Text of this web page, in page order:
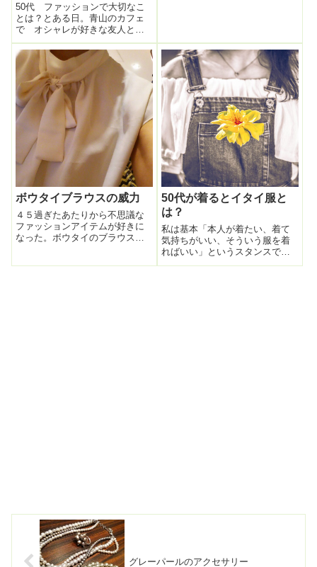
50代 ファッションで大切なこ
とは？とある日。青山のカフェ
で オシャレが好きな友人とお
茶をしてファッション談義をし
た。彼女は言う。「あのね、も
うたくさーーーーーーん 服も
靴もあるんだよね。クローゼッ
トに入りきらないくらい。だっ
て半世紀生きて...
ボウタイブラウスの威力
４５過ぎたあたりから不思議な
ファッションアイテムが好きに
なった。ボウタイのブラウス。
50代が着るとイタイ服と
は？
私は基本「本人が着たい、着て
気持ちがいい、そういう服を着
ればいい」というスタンスでは
いる。でもどうしても 無人島
グレーパールのアクセサリー